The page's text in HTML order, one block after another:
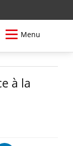
Menu
à la